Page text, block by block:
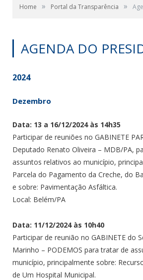
Home » Portal da Transparência »
AGENDA DO
2024
Dezembro
Data: 13 a 16/12/2024 às 14h35
Participar de reuniões no GABINETE
Deputado Renato Oliveira – MDB/PA,
assuntos relativos ao município,
Parcela do Pagamento da Creche, do
e sobre: Pavimentação Asfáltica.
Local: Belém/PA
Data: 11/12/2024 às 10h40
Participar de reunião no GABINETE do
Marinho – PODEMOS para tratar de
município, principalmente sobre:
de Um Hospital Municipal.